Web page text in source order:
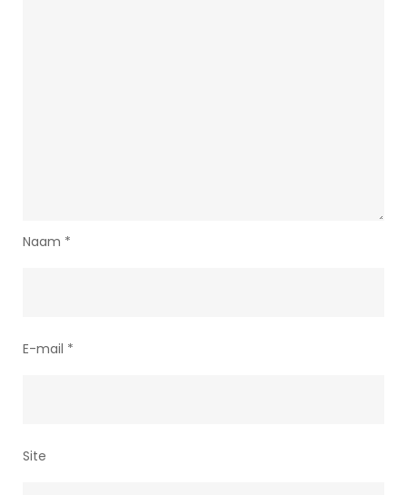
Naam *
E-mail *
Site